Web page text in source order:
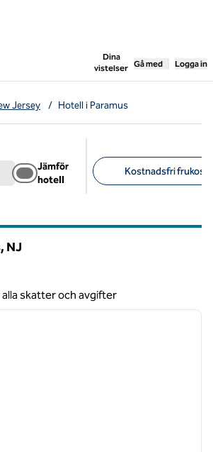
Dina
vistelser
,öppnar ny flik
Gå med Logga in
Jersey / Hotell i Paramus
Jämför
hotell
Kostnadsfri frukost
NJ
skatter och avgifter
nästa